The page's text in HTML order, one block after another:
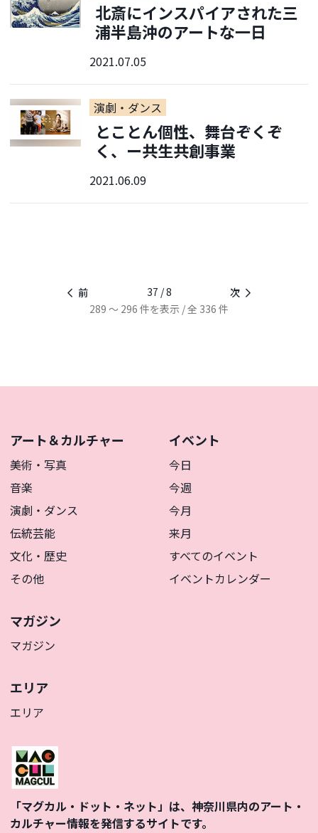
北斎にインスパイアされた三
浦半島沖のアートな一日
2021.07.05
演劇・ダンス
とことん個性、舞台ぞくぞ
く、ー共生共創事業
2021.06.09
前 37 / 8
次
289 ～ 296 件を表示 / 全 336 件
アート＆カルチャー
美術・写真
音楽
演劇・ダンス
伝統芸能
文化・歴史
その他
イベント
今日
今週
今月
来月
すべてのイベント
イベントカレンダー
マガジン
マガジン
エリア
エリア
「マグカル・ドット・ネット」は、神奈川県内のアート・
カルチャー情報を発信するサイトです。